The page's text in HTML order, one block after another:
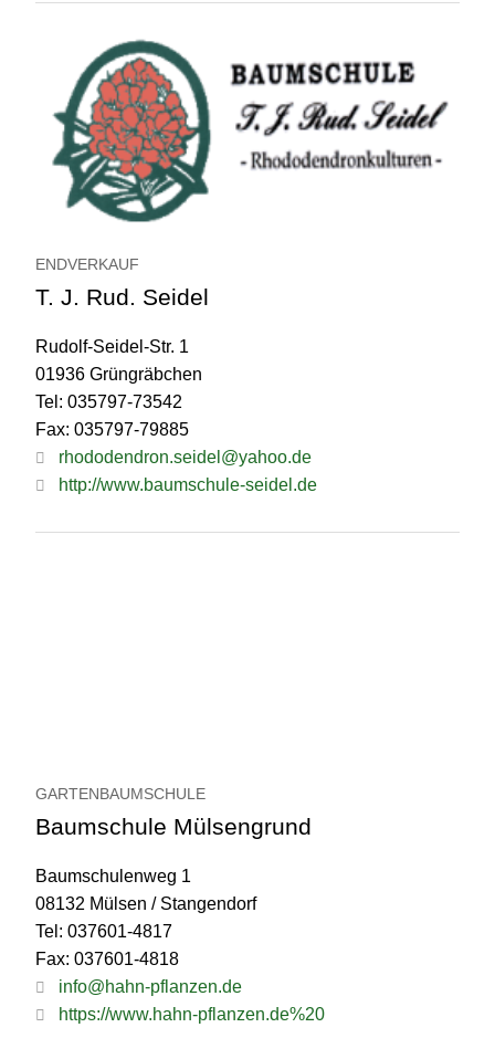
ENDVERKAUF
T. J. Rud. Seidel
Rudolf-Seidel-Str. 1
01936 Grüngräbchen
Tel: 035797-73542
Fax: 035797-79885
rhododendron.seidel@yahoo.de
http://www.baumschule-seidel.de
GARTENBAUMSCHULE
Baumschule Mülsengrund
Baumschulenweg 1
08132 Mülsen / Stangendorf
Tel: 037601-4817
Fax: 037601-4818
info@hahn-pflanzen.de
https://www.hahn-pflanzen.de%20